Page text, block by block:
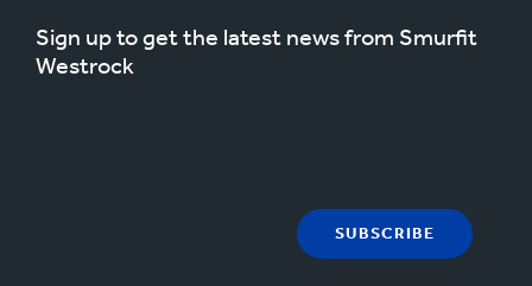
Sign up to get the latest news from Smurfit
Westrock
SUBSCRIBE